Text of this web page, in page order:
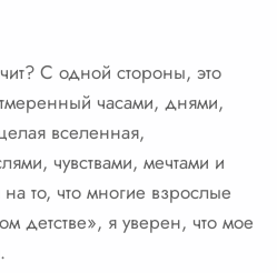
С одной стороны, это
часами, днями,
вселенная,
чувствами, мечтами и
то, что многие взрослые
детстве», я уверен, что мое